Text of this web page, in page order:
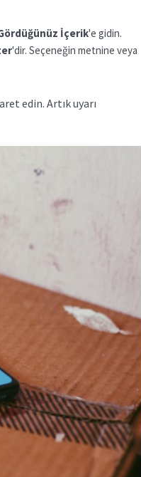
İçerik'e gidin.
'dir. Seçeneğin metnine veya
edin. Artık uyarı